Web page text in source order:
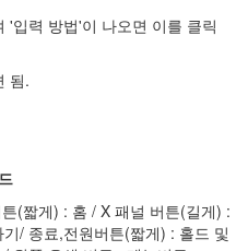
'입력 방법'이 나오면 이를 클릭
됨.
(짧게) : 홈 / X 패널 버튼(길게) :
/ 종료,전원버튼(짧게) : 홀드 및